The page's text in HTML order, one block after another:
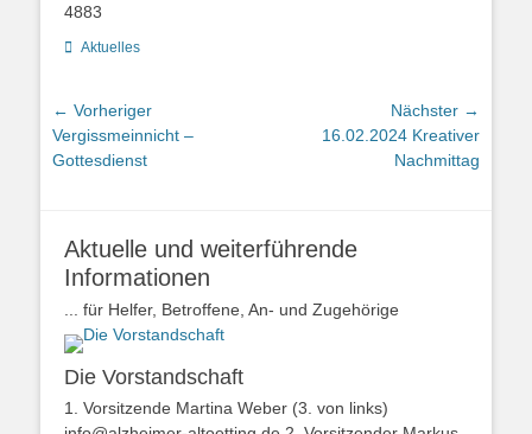
4883
Kategorien
Aktuelles
Beitrags-
Navigation
← Vorheriger
Vorheriger
Beitrag:
Vergissmeinnicht –
Gottesdienst
Nächster →
Nächster16.02.2024 Kreativer
Nachmittag
Aktuelle und weiterführende
Informationen
... für Helfer, Betroffene, An- und Zugehörige
Die Vorstandschaft
1. Vorsitzende Martina Weber (3. von links)